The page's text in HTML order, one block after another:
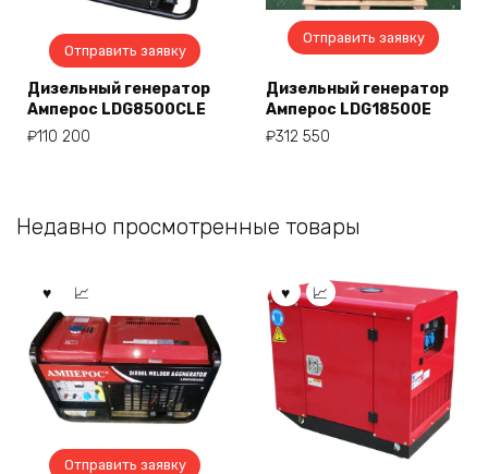
Отправить заявку
Дизельный генератор
Амперос LDG8500CLE
₽110 200
Отправить заявку
Дизельный генератор
Амперос LDG18500E
₽312 550
Недавно просмотренные товары
Отправить заявку